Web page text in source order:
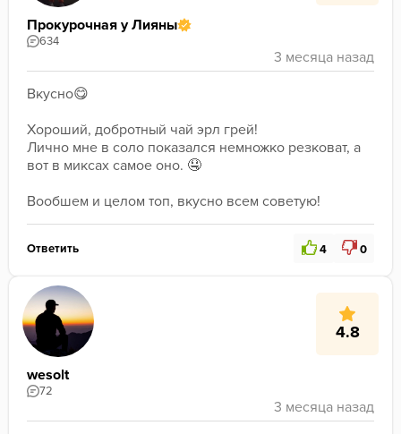
Прокурочная у Лияны
634
Вкусно😋
﻿Хороший, добротный чай эрл грей!
﻿Лично мне в соло показался немножко резковат, а
вот в миксах самое оно. 🤤
﻿Вообшем и целом топ, вкусно всем советую!
Ответить 4 0
4.8
wesolt
72